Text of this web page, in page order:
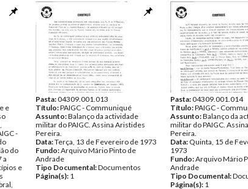
Assembleia Nacional Popular (ANP)
na Guiné (Bissau). Missão Especial da
ONU esteve nas regiões libertadas
durante uma semana e constatou a
sua organização e controle livre e "de
facto" do PAIGC.
Data:Segunda, 8 de Janeiro de 1973
Fundo:Arquivo Mário Pinto de
Andrade
Tipo Documental:Documentos
Página(s):21
responsável da
Partido, até à
Conselho Superior da
supremo de decisão do
entre dois Congressos.
Comité Executivo da
Data:Sexta, 26 de
Fundo:Arquivo Mário
Andrade
Tipo Documental:
Página(s):1
e
-
do
a
e
Pasta:04309.001.013
Título:PAIGC - Communiqué
Assunto:Balanço da actividade
militar do PAIGC. Assina Aristides
Pereira.
Data:Terça, 13 de Fevereiro de 1973
Fundo:Arquivo Mário Pinto de
Andrade
Tipo Documental:Documentos
Página(s): 1
Pasta:04309.001.014
Título:PAIGC -
Assunto:Balanço da
militar do PAIGC.
Pereira.
Data: Quinta, 15 de
1973
Fundo:Arquivo Mário
Andrade
Tipo Documental:
Página(s): 1